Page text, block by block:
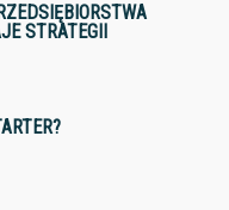
STRATEGII